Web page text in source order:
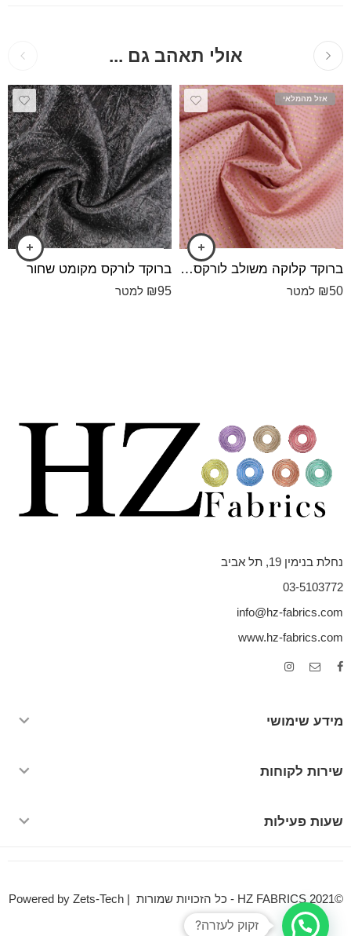
אולי תאהב גם ...
אזל מהמלאי
ברוקד קלוקה משולב לורקס ורוד
₪50 למטר
ברוקד לורקס מקומט שחור
₪95 למטר
נחלת בנימין 19, תל אביב
03-5103772
info@hz-fabrics.com
www.hz-fabrics.com
מידע שימושי
שירות לקוחות
שעות פעילות
©HZ FABRICS 2021 - כל הזכויות שמורות | Powered by Zets-Tech
זקוק לעזרה?